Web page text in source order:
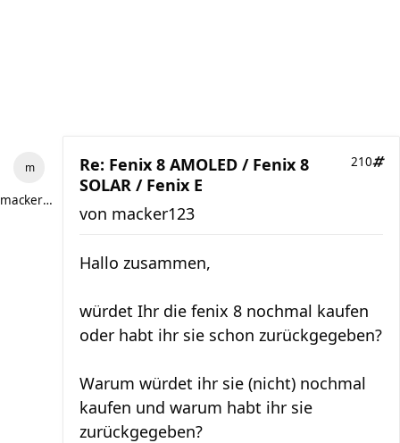
macker123
Re: Fenix 8 AMOLED / Fenix 8
SOLAR / Fenix E
210
von macker123
Hallo zusammen,
würdet Ihr die fenix 8 nochmal kaufen
oder habt ihr sie schon zurückgegeben?
Warum würdet ihr sie (nicht) nochmal
kaufen und warum habt ihr sie
zurückgegeben?